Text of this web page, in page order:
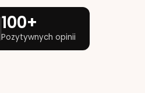
100+
Pozytywnych opinii